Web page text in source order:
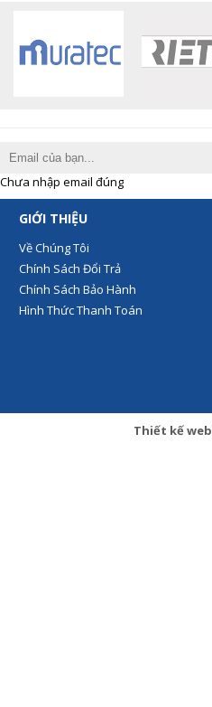
Chưa nhập email đúng
GIỚI THIỆU
Về Chúng Tôi
Chính Sách Đổi Trả
Chính Sách Bảo Hành
Hình Thức Thanh Toán
Thiết kế web